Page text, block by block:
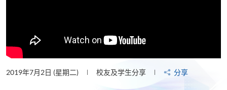
2019年7月2日 (星期二) 校友及学生分享 分享